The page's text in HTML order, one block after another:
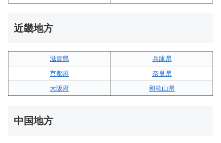
近畿地方
滋賀県
兵庫県
京都府
奈良県
大阪府
和歌山県
中国地方